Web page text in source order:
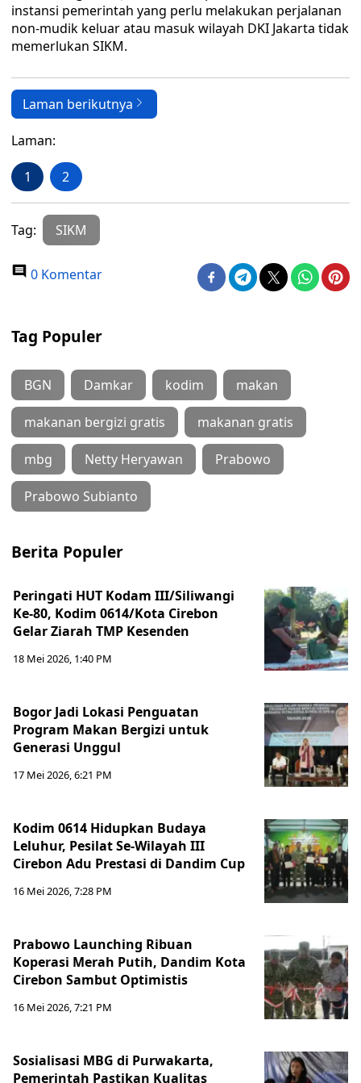
instansi pemerintah yang perlu melakukan perjalanan
non-mudik keluar atau masuk wilayah DKI Jakarta tidak
memerlukan SIKM.
Laman berikutnya
Laman:
1 2
Tag: SIKM
0 Komentar
Tag Populer
BGN Damkar kodim makan
makanan bergizi gratis makanan gratis
mbg Netty Heryawan Prabowo
Prabowo Subianto
Berita Populer
Peringati HUT Kodam III/Siliwangi
Ke-80, Kodim 0614/Kota Cirebon
Gelar Ziarah TMP Kesenden
18 Mei 2026, 1:40 PM
Bogor Jadi Lokasi Penguatan
Program Makan Bergizi untuk
Generasi Unggul
17 Mei 2026, 6:21 PM
Kodim 0614 Hidupkan Budaya
Leluhur, Pesilat Se-Wilayah III
Cirebon Adu Prestasi di Dandim Cup
16 Mei 2026, 7:28 PM
Prabowo Launching Ribuan
Koperasi Merah Putih, Dandim Kota
Cirebon Sambut Optimistis
16 Mei 2026, 7:21 PM
Sosialisasi MBG di Purwakarta,
Pemerintah Pastikan Kualitas